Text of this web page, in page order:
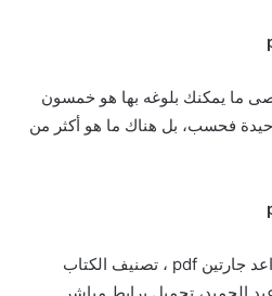
ما يمكنك بلوغه بها هو خمسون
فحسب، بل هناك ما هو أكثر من
تحميل وقراءة أونلاين كتاب قواعد جارتين pdf ، تصنيف الكتاب